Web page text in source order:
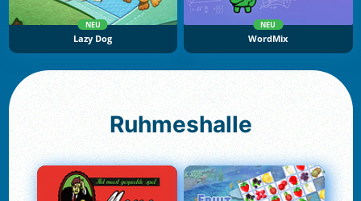
NEU
Lazy Dog
NEU
WordMix
Ruhmeshalle